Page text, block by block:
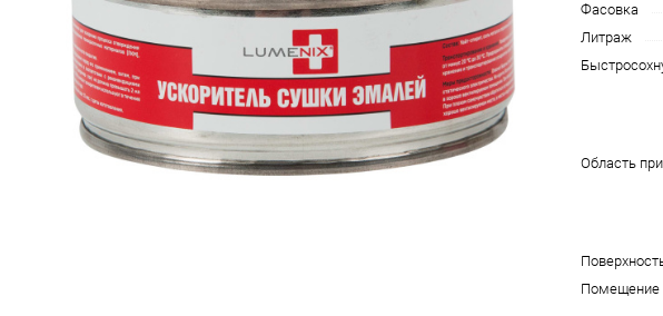
Фасовка
Литраж
Область
Помещение